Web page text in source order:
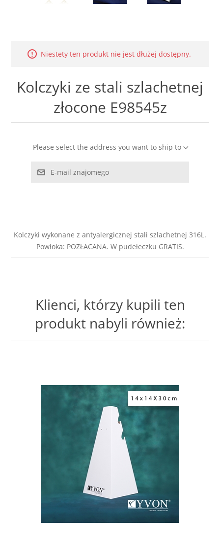
MASA PERŁOWA
RODOCHROZYT
RODONIT
TYGRYSIE OKO
Niestety ten produkt nie jest dłużej dostępny.
Kolczyki ze stali szlachetnej
złocone E98545z
Please select the address you want to ship to
E-mail znajomego
Kolczyki wykonane z antyalergicznej stali szlachetnej 316L.
Powłoka: POZŁACANA. W pudełeczku GRATIS.
Klienci, którzy kupili ten
produkt nabyli również: